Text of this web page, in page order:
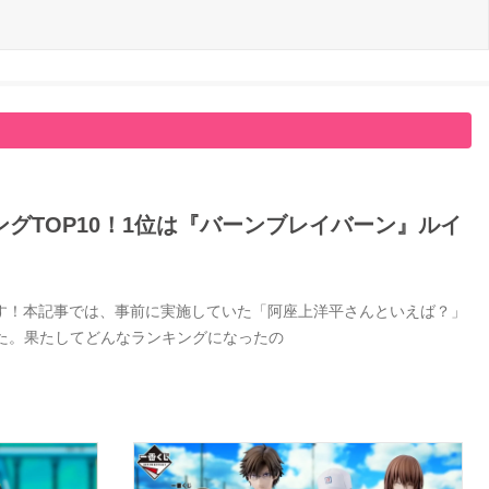
TOP10！1位は『バーンブレイバーン』ルイ
本記事では、事前に実施していた「阿座上洋平さんといえば？」
果たしてどんなランキングになったの